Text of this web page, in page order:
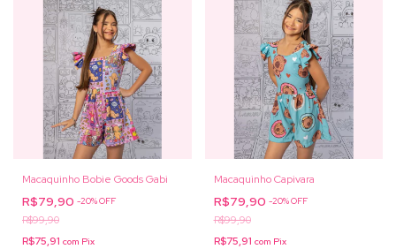
Macaquinho Bobie Goods Gabi
R$79,90 -20%OFF
R$99,90
R$75,91 com Pix
Macaquinho Capivara
R$79,90 -20%OFF
R$99,90
R$75,91 com Pix